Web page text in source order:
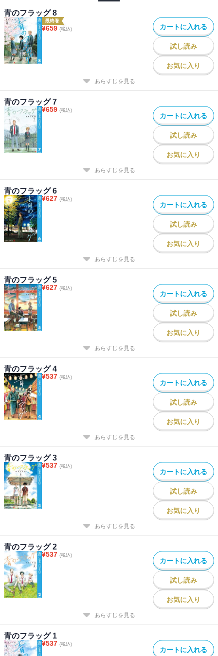
青のフラッグ 8
最終巻
¥659 (税込) カートに入れる
試し読み
お気に入り
あらすじを見る
青のフラッグ 7
¥659 (税込)
カートに入れる
試し読み
お気に入り
あらすじを見る
青のフラッグ 6
¥627 (税込)
カートに入れる
試し読み
お気に入り
あらすじを見る
青のフラッグ 5
¥627 (税込)
カートに入れる
試し読み
お気に入り
あらすじを見る
青のフラッグ 4
¥537 (税込)
カートに入れる
試し読み
お気に入り
あらすじを見る
青のフラッグ 3
¥537 (税込)
カートに入れる
試し読み
お気に入り
あらすじを見る
青のフラッグ 2
¥537 (税込)
カートに入れる
試し読み
お気に入り
あらすじを見る
青のフラッグ 1
¥537 (税込)
カートに入れる